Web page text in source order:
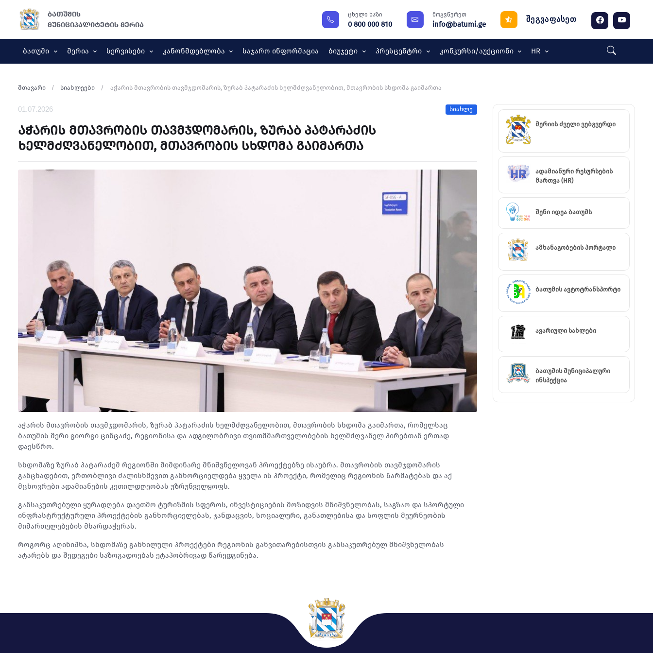
ბათუმის
მუნიციპალიტეტის მერია
ცხელი ხაზი
0 800 000 810
მოგვწერეთ
info@batumi.ge
შეგვაფასეთ
Ბათუმი Მერია Სერვისები Კანონმდებლობა Საჯარო Ინფორმაცია Ბიუჯეტი Პრესცენტრი Კონკურსი/აუქციონი HR
მთავარი სიახლეები აჭარის მთავრობის თავმჯდომარის, ზურაბ პატარაძის ხელმძღვანელობით, მთავრობის სხდომა გაიმართა
01.07.2026 სიახლე
აჭარის მთავრობის თავმჯდომარის, ზურაბ პატარაძის
ხელმძღვანელობით, მთავრობის სხდომა გაიმართა
აჭარის მთავრობის თავმჯდომარის, ზურაბ პატარაძის ხელმძღვანელობით, მთავრობის სხდომა გაიმართა, რომელსაც
ბათუმის მერი გიორგი ცინცაძე, რეგიონისა და ადგილობრივი თვითმმართველობების ხელმძღვანელ პირებთან ერთად
დაესწრო.
სხდომაზე ზურაბ პატარაძემ რეგიონში მიმდინარე მნიშვნელოვან პროექტებზე ისაუბრა. მთავრობის თავმჯდომარის
განცხადებით, ერთობლივი ძალისხმევით განხორციელდება ყველა ის პროექტი, რომელიც რეგიონის წარმატებას და აქ
მცხოვრები ადამიანების კეთილდღეობას უზრუნველყოფს.
განსაკუთრებული ყურადღება დაეთმო ტურიზმის სფეროს, ინვესტიციების მოზიდვის მნიშვნელობას, საგზაო და სპორტული
ინფრასტრუქტურული პროექტების განხორციელებას, ჯანდაცვის, სოციალური, განათლებისა და სოფლის მეურნეობის
მიმართულებების მხარდაჭერას.
როგორც აღინიშნა, სხდომაზე განხილული პროექტები რეგიონის განვითარებისთვის განსაკუთრებულ მნიშვნელობას
ატარებს და შედეგები საზოგადოებას ეტაპობრივად წარედგინება.
მერიის ძველი ვებგვერდი
ადამიანური რესურსების
მართვა (HR)
შენი იდეა ბათუმს
ამხანაგობების პორტალი
ბათუმის ავტოტრანსპორტი
ავარიული სახლები
ბათუმის მუნიციპალური
ინსპექცია